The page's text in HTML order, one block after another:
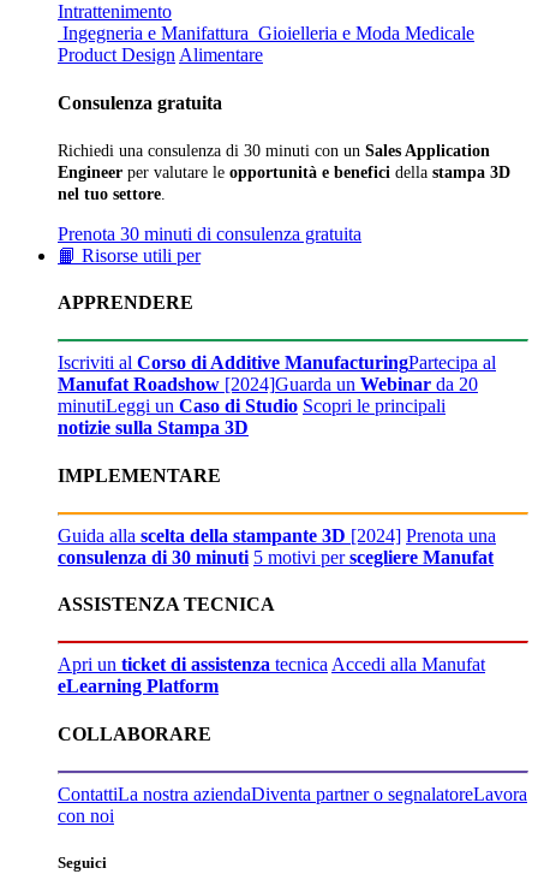
Intrattenimento
Ingegneria e Manifattura Gioielleria e Moda Medicale
Product Design Alimentare
Consulenza gratuita
Richiedi una consulenza di 30 minuti con un Sales Application
Engineer per valutare le opportunità e benefici della stampa 3D
nel tuo settore
Prenota 30 minuti di consulenza gratuita
📙 Risorse utili per
APPRENDERE
Iscriviti al Corso di Additive ManufacturingPartecipa al
Manufat Roadshow [2024]Guarda un Webinar da 20
minutiLeggi un Caso di Studio Scopri le principali
notizie sulla Stampa 3D
IMPLEMENTARE
Guida alla scelta della stampante 3D [2024] Prenota una
consulenza di 30 minuti 5 motivi perscegliere Manufat
ASSISTENZA TECNICA
Apri un ticket di assistenza tecnicaAccedi alla Manufat
eLearning Platform
COLLABORARE
ContattiLa nostra aziendaDiventa partner o segnalatoreLavora
con noi
Seguici